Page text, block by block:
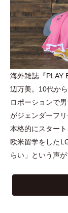
海外雑誌『PLAY
辺万美。10代か
ロポーションで
がジェンダーフ
本格的にスター
欧米留学をした
らい 」 という声